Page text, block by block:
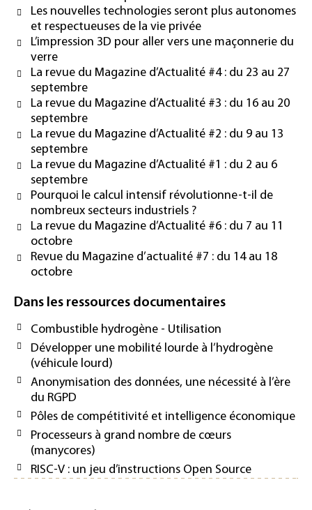
Les nouvelles technologies seront plus autonomes
et respectueuses de la vie privée
L’impression 3D pour aller vers une maçonnerie du
verre
La revue du Magazine d’Actualité #4 : du 23 au 27
septembre
La revue du Magazine d’Actualité #3 : du 16 au 20
septembre
La revue du Magazine d’Actualité #2 : du 9 au 13
septembre
La revue du Magazine d’Actualité #1 : du 2 au 6
septembre
Pourquoi le calcul intensif révolutionne-t-il de
nombreux secteurs industriels ?
La revue du Magazine d’Actualité #6 : du 7 au 11
octobre
Revue du Magazine d’actualité #7 : du 14 au 18
octobre
Dans les ressources documentaires
Combustible hydrogène - Utilisation
Développer une mobilité lourde à l’hydrogène
(véhicule lourd)
Anonymisation des données, une nécessité à l’ère
du RGPD
Pôles de compétitivité et intelligence économique
Processeurs à grand nombre de cœurs
(manycores)
RISC-V : un jeu d’instructions Open Source